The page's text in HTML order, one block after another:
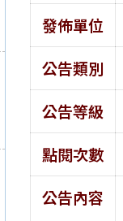
發佈單位
公告類別
公告等級
點閱次數
公告內容